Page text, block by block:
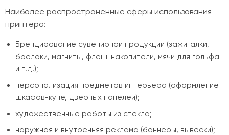
Наиболее распространенные сферы использования
принтера:
Брендирование сувенирной продукции (зажигалки,
брелоки, магниты, флеш-накопители, мячи для гольфа
и т.д.);
персонализация предметов интерьера (оформление
шкафов-купе, дверных панелей);
художественные работы из стекла;
наружная и внутренняя реклама (баннеры, вывески);